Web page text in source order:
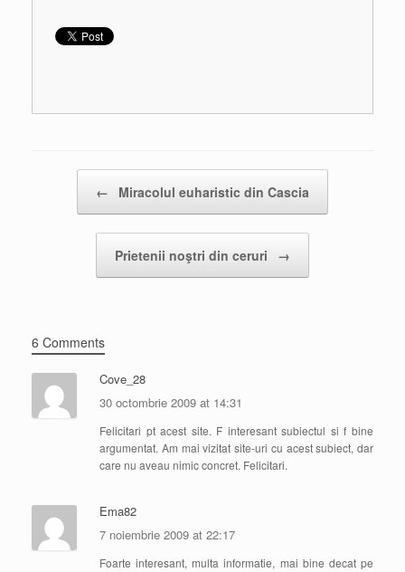
← Miracolul euharistic din Cascia
Prietenii noştri din ceruri →
6 Comments
Cove_28
30 octombrie 2009 at 14:31
Felicitari pt acest site. F interesant subiectul si f bine
argumentat. Am mai vizitat site-uri cu acest subiect, dar
care nu aveau nimic concret. Felicitari.
Ema82
7 noiembrie 2009 at 22:17
Foarte interesant, multa informatie, mai bine decat pe